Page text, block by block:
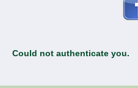
Could not authenticate you.